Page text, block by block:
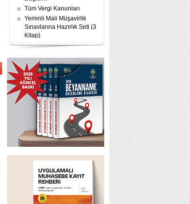
Tüm Vergi Kanunları
Yeminli Mali Müşavirlik
Sınavlarına Hazırlık Seti (3
Kitap)